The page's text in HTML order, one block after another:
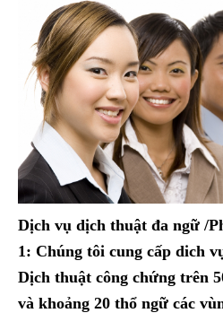
Dịch vụ dịch thuật đa ngữ /
1: Chúng tôi cung cấp dich
Dịch thuật công chứng trên
và khoảng 20 thổ ngữ các